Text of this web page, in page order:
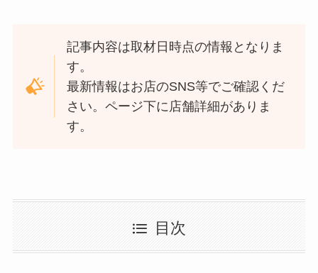
記事内容は取材日時点の情報となりま
す。
最新情報はお店のSNS等でご確認くだ
さい。ページ下に店舗詳細がありま
す。
目次